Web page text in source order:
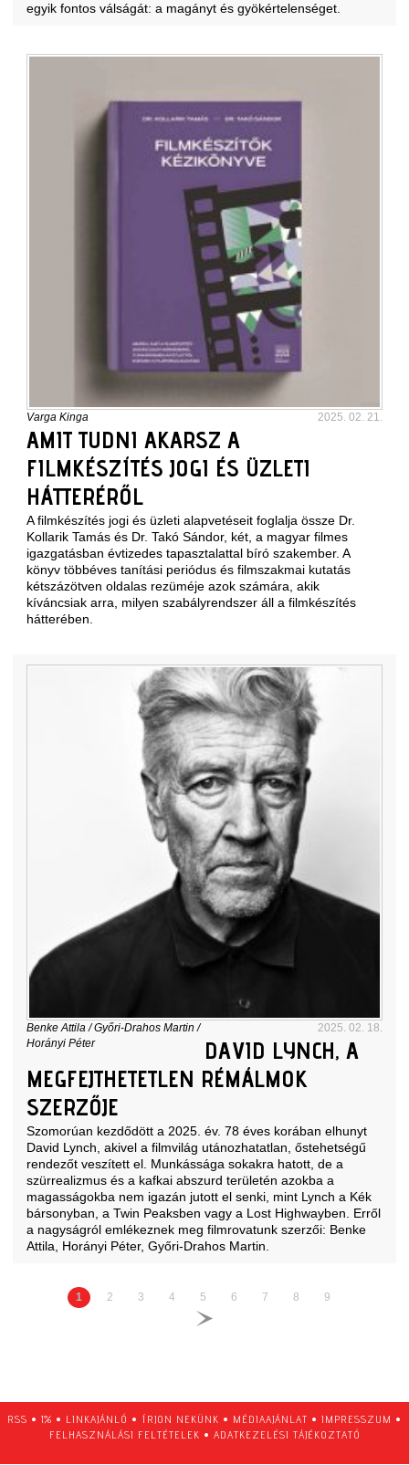
egyik fontos válságát: a magányt és gyökértelenséget.
Varga Kinga 2025. 02. 21.
AMIT TUDNI AKARSZ A
FILMKÉSZÍTÉS JOGI ÉS ÜZLETI
HÁTTERÉRŐL
A filmkészítés jogi és üzleti alapvetéseit foglalja össze Dr.
Kollarik Tamás és Dr. Takó Sándor, két, a magyar filmes
igazgatásban évtizedes tapasztalattal bíró szakember. A
könyv többéves tanítási periódus és filmszakmai kutatás
kétszázötven oldalas rezüméje azok számára, akik
kíváncsiak arra, milyen szabályrendszer áll a filmkészítés
hátterében.
Benke Attila/Győri-Drahos Martin /
Horányi Péter
2025. 02. 18.
DAVID LYNCH, A
MEGFEJTHETETLEN RÉMÁLMOK
SZERZŐJE
Szomorúan kezdődött a 2025. év. 78 éves korában elhunyt
David Lynch, akivel a filmvilág utánozhatatlan, őstehetségű
rendezőt veszített el. Munkássága sokakra hatott, de a
szürrealizmus és a kafkai abszurd területén azokba a
magasságokba nem igazán jutott el senki, mint Lynch a Kék
bársonyban, a Twin Peaksben vagy a Lost Highwayben. Erről
a nagyságról emlékeznek meg filmrovatunk szerzői: Benke
Attila, Horányi Péter, Győri-Drahos Martin.
1 2 3 4 5 6 7 8 9
RSS • 1% • LINKAJÁNLÓ • ÍRJON NEKÜNK • MÉDIAAJÁNLAT • IMPRESSZUM •
FELHASZNÁLÁSI FELTÉTELEK • ADATKEZELÉSI TÁJÉKOZTATÓ